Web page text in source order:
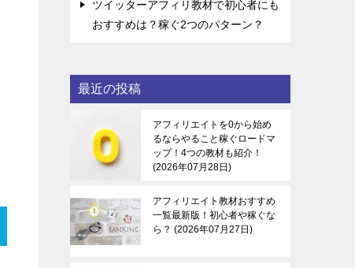
ツイッターアフィリ教材で初心者にも
おすすめは？稼ぐ2つのパターン？
最近の投稿
アフィリエイトを0から始め
るならやること稼ぐロードマ
ップ！4つの教材も紹介！
2026年07月28日
アフィリエイト教材おすすめ
一覧最新版！初心者や稼ぐな
ら？
2026年07月27日